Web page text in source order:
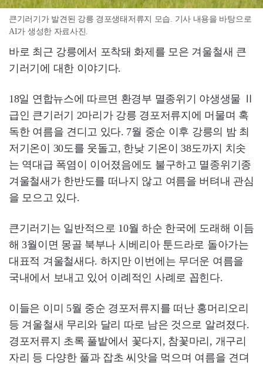
큰기러기가 발견된 강릉 경포생태저류지 모습. 기사 내용을 바탕으로
AI가 생성한 자료사진.
바로 최근 강릉에서 포착돼 화제를 모은 겨울철새 큰
기러기에 대한 이야기다.
18일 연합뉴스에 따르면 환경부 멸종위기 야생생물 Ⅱ
급인 큰기러기 2마리가 강릉 경포저류지에 머물며 혹
독한 여름을 견디고 있다. 7월 중순 이후 강릉의 밤 최
저기온이 30도를 웃돌고, 한낮 기온이 38도까지 치솟
는 역대급 폭염이 이어졌음에도 불구하고 멸종위기종
겨울철새가 한반도를 떠나지 않고 여름을 버텨내 관심
을 모으고 있다.
큰기러기는 일반적으로 10월 하순 한국에 도래해 이듬
해 3월이면 몽골 북부나 시베리아 툰드라로 돌아가는
대표적 겨울철새다. 하지만 이번에는 무더운 여름을
국내에서 보내고 있어 이례적인 사례로 꼽힌다.
이들은 이미 5월 중순 경포저류지를 떠난 홍머리오리
등 겨울철새 무리와 달리 따로 남은 것으로 알려졌다.
경포저류지 초록 풀밭에서 꽃다지, 참꽃마리, 개구리
자리 등 다양한 풀과 잡초 씨앗을 먹으며 여름을 견뎌